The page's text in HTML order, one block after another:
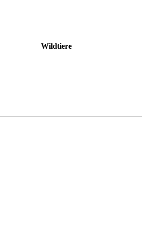
Wildtiere